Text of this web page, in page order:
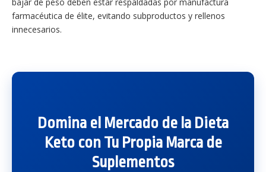
farmacéutica de élite, evitando subproductos y rellenos
innecesarios.
Domina el Mercado de la Dieta
Keto con Tu Propia Marca de
Suplementos